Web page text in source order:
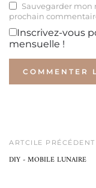
Sauvegarder
prochain
Inscrivez-vous
mensuelle !
ARTCILE PRÉCÉDENT
DIY - MOBILE LUNAIRE